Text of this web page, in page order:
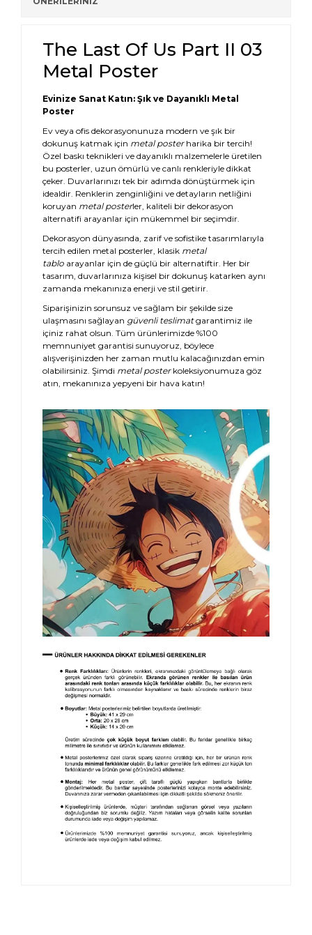
The Last Of Us Part II 03
Metal Poster
Evinize Sanat Katın: Şık ve Dayanıklı Metal
Poster
Ev veya ofis dekorasyonunuza modern ve şık bir
dokunuş katmak için metal posterharika bir tercih!
Özel baskı teknikleri ve dayanıklı malzemelerle üretilen
bu posterler, uzun ömürlü ve canlı renkleriyle dikkat
çeker. Duvarlarınızı tek bir adımda dönüştürmek için
idealdir. Renklerin zenginliğini ve detayların netliğini
koruyan metal posterler, kaliteli bir dekorasyon
alternatifi arayanlar için mükemmel bir seçimdir.
Dekorasyon dünyasında, zarif ve sofistike tasarımlarıyla
tercih edilen metal posterler, klasik metal
tablo arayanlar için de güçlü bir alternatiftir. Her bir
tasarım, duvarlarınıza kişisel bir dokunuş katarken aynı
zamanda mekanınıza enerji ve stil getirir.
Siparişinizin sorunsuz ve sağlam bir şekilde size
ulaşmasını sağlayan güvenli teslimatgarantimiz ile
içiniz rahat olsun. Tüm ürünlerimizde %100
memnuniyet garantisi sunuyoruz, böylece
alışverişinizden her zaman mutlu kalacağınızdan emin
olabilirsiniz. Şimdi metal posterkoleksiyonumuza göz
atın, mekanınıza yepyeni bir hava katın!